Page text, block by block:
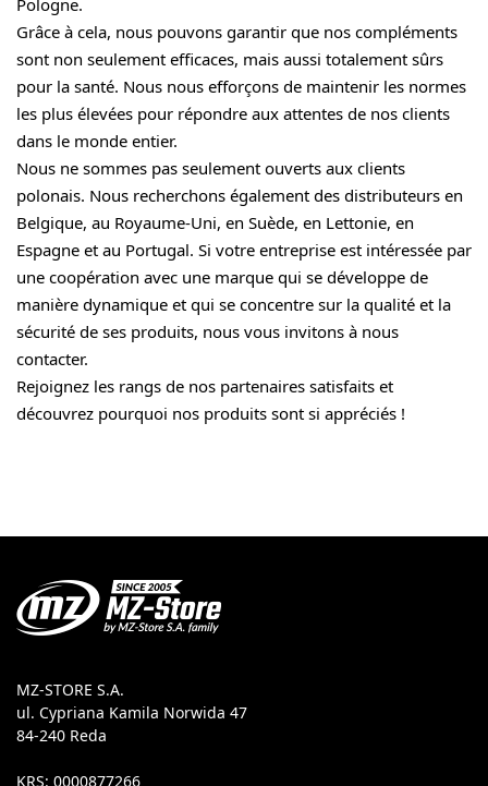
Pologne.
Grâce à cela, nous pouvons garantir que nos compléments
sont non seulement efficaces, mais aussi totalement sûrs
pour la santé. Nous nous efforçons de maintenir les normes
les plus élevées pour répondre aux attentes de nos clients
dans le monde entier.
Nous ne sommes pas seulement ouverts aux clients
polonais. Nous recherchons également des distributeurs en
Belgique, au Royaume-Uni, en Suède, en Lettonie, en
Espagne et au Portugal. Si votre entreprise est intéressée par
une coopération avec une marque qui se développe de
manière dynamique et qui se concentre sur la qualité et la
sécurité de ses produits, nous vous invitons à nous
contacter.
Rejoignez les rangs de nos partenaires satisfaits et
découvrez pourquoi nos produits sont si appréciés !
MZ-STORE S.A.
ul. Cypriana Kamila Norwida 47
84-240 Reda
KRS: 0000877266